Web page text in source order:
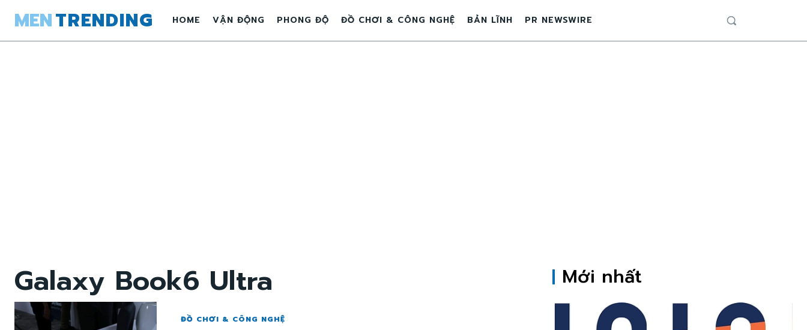
MENTRENDING HOME VẬN ĐỘNG PHONG ĐỘ ĐỒ CHƠI & CÔNG NGHỆ BẢN LĨNH PR NEWSWIRE
Galaxy Book6 Ultra
ĐỒ CHƠI & CÔNG NGHỆ
Mới nhất